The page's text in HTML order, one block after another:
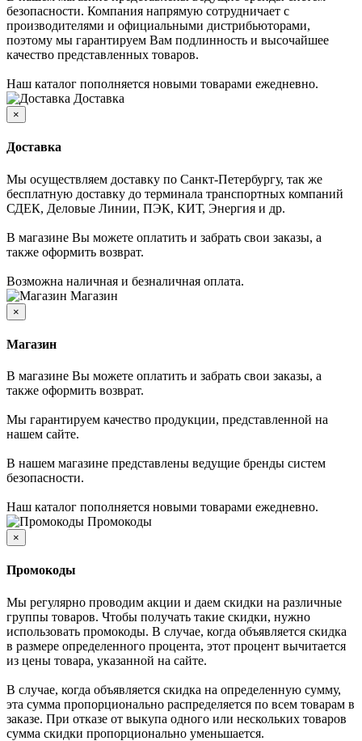
безопасности. Компания напрямую сотрудничает с
производителями и официальными дистрибьюторами,
поэтому мы гарантируем Вам подлинность и высочайшее
качество представленных товаров.
Наш каталог пополняется новыми товарами ежедневно.
Доставка
×
Доставка
Мы осуществляем доставку по Санкт-Петербургу, так же
бесплатную доставку до терминала транспортных компаний
СДЕК, Деловые Линии, ПЭК, КИТ, Энергия и др.
В магазине Вы можете оплатить и забрать свои заказы, а
также оформить возврат.
Возможна наличная и безналичная оплата.
Магазин
×
Магазин
В магазине Вы можете оплатить и забрать свои заказы, а
также оформить возврат.
Мы гарантируем качество продукции, представленной на
нашем сайте.
В нашем магазине представлены ведущие бренды систем
безопасности.
Наш каталог пополняется новыми товарами ежедневно.
Промокоды
×
Промокоды
Мы регулярно проводим акции и даем скидки на различные
группы товаров. Чтобы получать такие скидки, нужно
использовать промокоды. В случае, когда объявляется скидка
в размере определенного процента, этот процент вычитается
из цены товара, указанной на сайте.
В случае, когда объявляется скидка на определенную сумму,
эта сумма пропорционально распределяется по всем товарам в
заказе. При отказе от выкупа одного или нескольких товаров
сумма скидки пропорционально уменьшается.